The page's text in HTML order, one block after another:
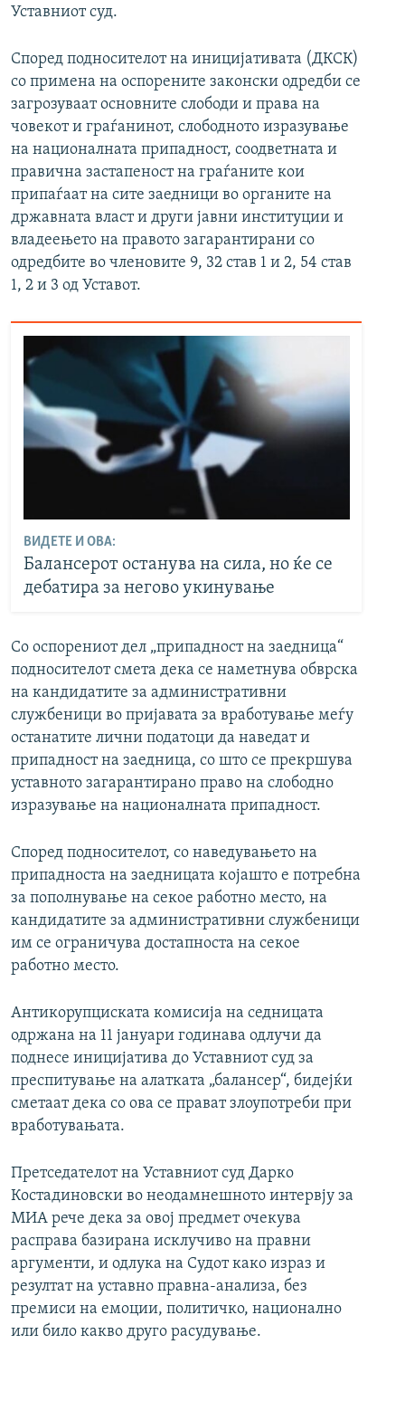
Уставниот суд.
Според подносителот на иницијативата (ДКСК)
со примена на оспорените законски одредби се
загрозуваат основните слободи и права на
човекот и граѓанинот, слободното изразување
на националната припадност, соодветната и
правична застапеност на граѓаните кои
припаѓаат на сите заедници во органите на
државната власт и други јавни институции и
владеењето на правото загарантирани со
одредбите во членовите 9, 32 став 1 и 2, 54 став
1, 2 и 3 од Уставот.
ВИДЕТЕ И ОВА:
Балансерот останува на сила, но ќе се
дебатира за негово укинување
Со оспорениот дел „припадност на заедница“
подносителот смета дека се наметнува обврска
на кандидатите за административни
службеници во пријавата за вработување меѓу
останатите лични податоци да наведат и
припадност на заедница, со што се прекршува
уставното загарантирано право на слободно
изразување на националната припадност.
Според подносителот, со наведувањето на
припадноста на заедницата којашто е потребна
за пополнување на секое работно место, на
кандидатите за административни службеници
им се ограничува достапноста на секое
работно место.
Антикорупциската комисија на седницата
одржана на 11 јануари годинава одлучи да
поднесе иницијатива до Уставниот суд за
преспитување на алатката „балансер“, бидејќи
сметаат дека со ова се прават злоупотреби при
вработувањата.
Претседателот на Уставниот суд Дарко
Костадиновски во неодамнешното интервју за
МИА рече дека за овој предмет очекува
расправа базирана исклучиво на правни
аргументи, и одлука на Судот како израз и
резултат на уставно правна-анализа, без
премиси на емоции, политичко, национално
или било какво друго расудување.